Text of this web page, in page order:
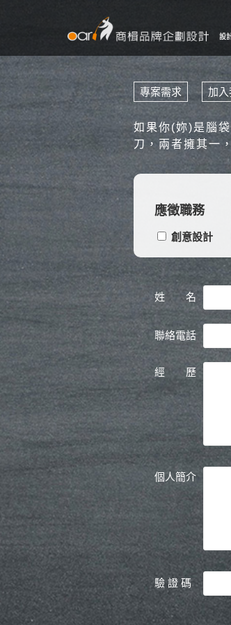
設
專案需求 加入
如果你(妳)是腦
刀，兩者擁其一
應徵職務
創意設計
姓 名
聯絡電話
經 歷
個人簡介
驗 證 碼